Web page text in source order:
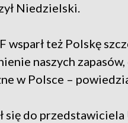
Niedzielski.
wsparł też Polskę
naszych
w Polsce –
się do przedstawiciela